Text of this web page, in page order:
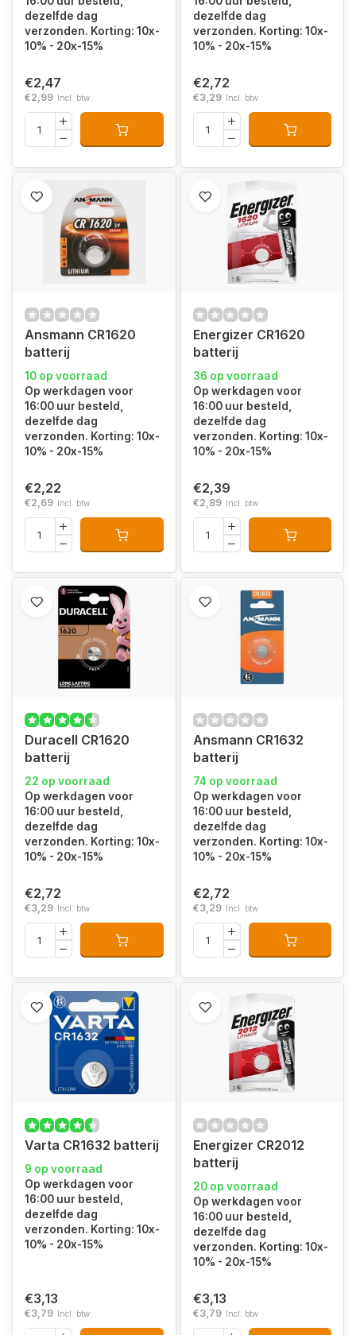
dezelfde dag
verzonden. Korting: 10x-
10% - 20x-15%
€2,47
€2,99 Incl. btw
dezelfde dag
verzonden. Korting: 10x-
10% - 20x-15%
€2,72
€3,29 Incl. btw
Ansmann CR1620
batterij
10 op voorraad
Op werkdagen voor
16:00 uur besteld,
dezelfde dag
verzonden. Korting: 10x-
10% - 20x-15%
€2,22
€2,69 Incl. btw
Energizer CR1620
batterij
36 op voorraad
Op werkdagen voor
16:00 uur besteld,
dezelfde dag
verzonden. Korting: 10x-
10% - 20x-15%
€2,39
€2,89 Incl. btw
Duracell CR1620
batterij
22 op voorraad
Op werkdagen voor
16:00 uur besteld,
dezelfde dag
verzonden. Korting: 10x-
10% - 20x-15%
€2,72
€3,29 Incl. btw
Ansmann CR1632
batterij
74 op voorraad
Op werkdagen voor
16:00 uur besteld,
dezelfde dag
verzonden. Korting: 10x-
10% - 20x-15%
€2,72
€3,29 Incl. btw
Varta CR1632 batterij
9 op voorraad
Op werkdagen voor
16:00 uur besteld,
dezelfde dag
verzonden. Korting: 10x-
10% - 20x-15%
€3,13
€3,79 Incl. btw
Energizer CR2012
batterij
20 op voorraad
Op werkdagen voor
16:00 uur besteld,
dezelfde dag
verzonden. Korting: 10x-
10% - 20x-15%
€3,13
€3,79 Incl. btw